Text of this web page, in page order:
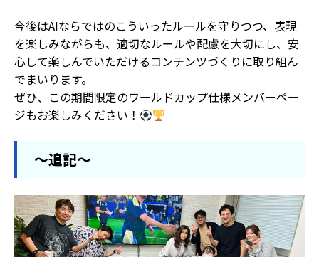
今後はAIならではのこういったルールを守りつつ、表現
を楽しみながらも、適切なルールや配慮を大切にし、安
心して楽しんでいただけるコンテンツづくりに取り組ん
でまいります。
ぜひ、この期間限定のワールドカップ仕様メンバーペー
ジもお楽しみください！
〜追記〜